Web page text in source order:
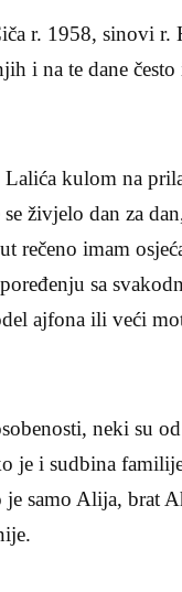
r. 1958, sinovi r.
i na te dane
kulom na
živjelo dan za
imam
sa
ajfona ili veći
neki su
je i sudbina
samo Alija, brat